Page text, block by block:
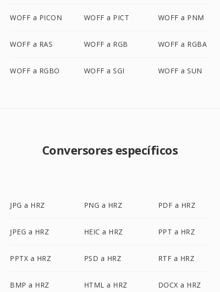
WOFF a PICON WOFF a PICT WOFF a PNM
WOFF a RAS WOFF a RGB WOFF a RGBA
WOFF a RGBO WOFF a SGI WOFF a SUN
Conversores específicos
JPG a HRZ PNG a HRZ PDF a HRZ
JPEG a HRZ HEIC a HRZ PPT a HRZ
PPTX a HRZ PSD a HRZ RTF a HRZ
BMP a HRZ HTML a HRZ DOCX a HRZ